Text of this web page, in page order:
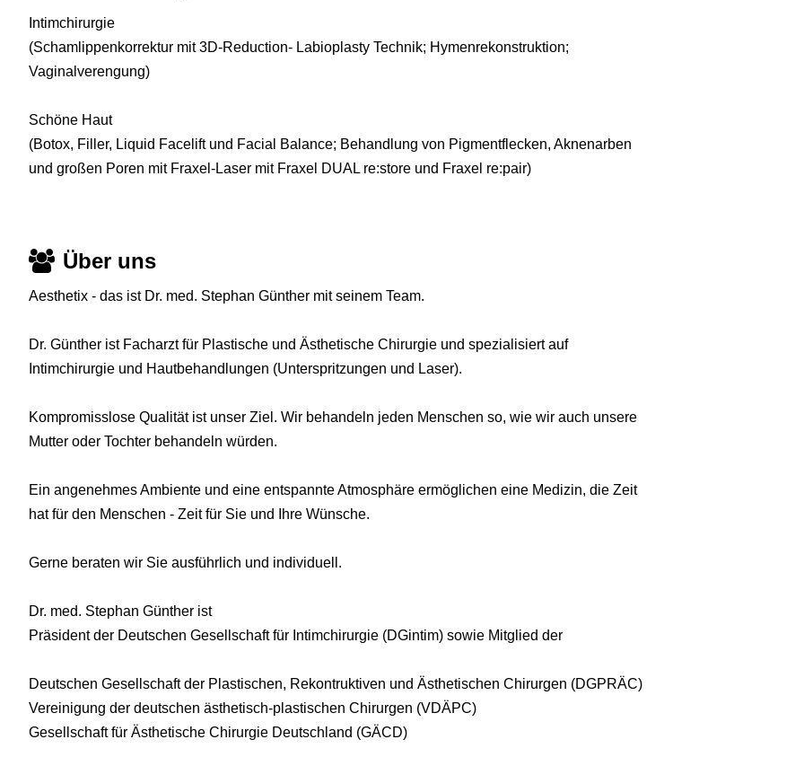
Intimchirurgie
(Schamlippenkorrektur mit 3D-Reduction- Labioplasty Technik; Hymenrekonstruktion;
Vaginalverengung)
Schöne Haut
(Botox, Filler, Liquid Facelift und Facial Balance; Behandlung von Pigmentflecken, Aknenarben
und großen Poren mit Fraxel-Laser mit Fraxel DUAL re:store und Fraxel re:pair)
Über uns
Aesthetix - das ist Dr. med. Stephan Günther mit seinem Team.
Dr. Günther ist Facharzt für Plastische und Ästhetische Chirurgie und spezialisiert auf
Intimchirurgie und Hautbehandlungen (Unterspritzungen und Laser).
Kompromisslose Qualität ist unser Ziel. Wir behandeln jeden Menschen so, wie wir auch unsere
Mutter oder Tochter behandeln würden.
Ein angenehmes Ambiente und eine entspannte Atmosphäre ermöglichen eine Medizin, die Zeit
hat für den Menschen - Zeit für Sie und Ihre Wünsche.
Gerne beraten wir Sie ausführlich und individuell.
Dr. med. Stephan Günther ist
Präsident der Deutschen Gesellschaft für Intimchirurgie (DGintim) sowie Mitglied der
Deutschen Gesellschaft der Plastischen, Rekontruktiven und Ästhetischen Chirurgen (DGPRÄC)
Vereinigung der deutschen ästhetisch-plastischen Chirurgen (VDÄPC)
Gesellschaft für Ästhetische Chirurgie Deutschland (GÄCD)